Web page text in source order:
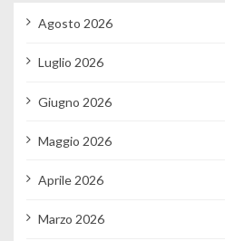
Agosto 2026
Luglio 2026
Giugno 2026
Maggio 2026
Aprile 2026
Marzo 2026